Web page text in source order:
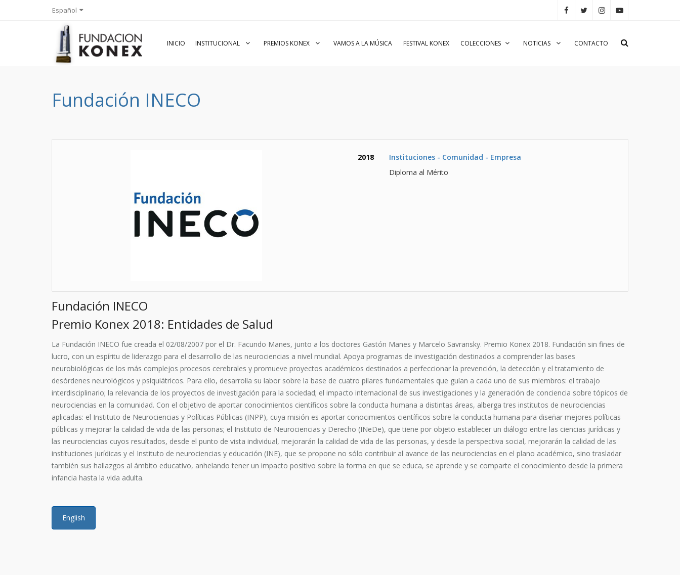
Español
INICIO INSTITUCIONAL PREMIOS KONEX VAMOS A LA MÚSICA FESTIVAL KONEX COLECCIONES NOTICIAS CONTACTO
Fundación INECO
2018
Instituciones - Comunidad - Empresa
Diploma al Mérito
Fundación INECO
Premio Konex 2018: Entidades de Salud
La Fundación INECO fue creada el 02/08/2007 por el Dr. Facundo Manes, junto a los doctores Gastón Manes y Marcelo Savransky. Premio Konex 2018. Fundación sin fines de
lucro, con un espíritu de liderazgo para el desarrollo de las neurociencias a nivel mundial. Apoya programas de investigación destinados a comprender las bases
neurobiológicas de los más complejos procesos cerebrales y promueve proyectos académicos destinados a perfeccionar la prevención, la detección y el tratamiento de
desórdenes neurológicos y psiquiátricos. Para ello, desarrolla su labor sobre la base de cuatro pilares fundamentales que guían a cada uno de sus miembros: el trabajo
interdisciplinario; la relevancia de los proyectos de investigación para la sociedad; el impacto internacional de sus investigaciones y la generación de conciencia sobre tópicos de
neurociencias en la comunidad. Con el objetivo de aportar conocimientos científicos sobre la conducta humana a distintas áreas, alberga tres institutos de neurociencias
aplicadas: el Instituto de Neurociencias y Políticas Públicas (INPP), cuya misión es aportar conocimientos científicos sobre la conducta humana para diseñar mejores políticas
públicas y mejorar la calidad de vida de las personas; el Instituto de Neurociencias y Derecho (INeDe), que tiene por objeto establecer un diálogo entre las ciencias jurídicas y
las neurociencias cuyos resultados, desde el punto de vista individual, mejorarán la calidad de vida de las personas, y desde la perspectiva social, mejorarán la calidad de las
instituciones jurídicas y el Instituto de neurociencias y educación (INE), que se propone no sólo contribuir al avance de las neurociencias en el plano académico, sino trasladar
también sus hallazgos al ámbito educativo, anhelando tener un impacto positivo sobre la forma en que se educa, se aprende y se comparte el conocimiento desde la primera
infancia hasta la vida adulta.
English